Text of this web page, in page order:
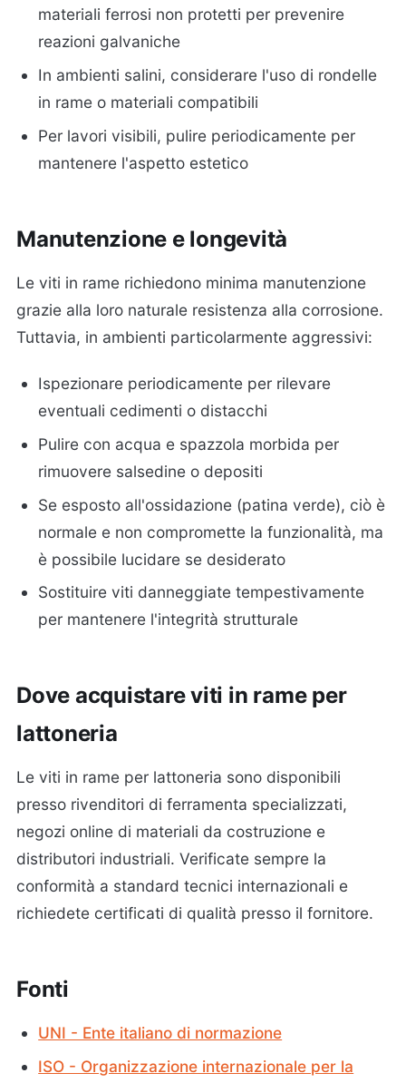
materiali ferrosi non protetti per prevenire
reazioni galvaniche
In ambienti salini, considerare l'uso di rondelle
in rame o materiali compatibili
Per lavori visibili, pulire periodicamente per
mantenere l'aspetto estetico
Manutenzione e longevità
Le viti in rame richiedono minima manutenzione
grazie alla loro naturale resistenza alla corrosione.
Tuttavia, in ambienti particolarmente aggressivi:
Ispezionare periodicamente per rilevare
eventuali cedimenti o distacchi
Pulire con acqua e spazzola morbida per
rimuovere salsedine o depositi
Se esposto all'ossidazione (patina verde), ciò è
normale e non compromette la funzionalità, ma
è possibile lucidare se desiderato
Sostituire viti danneggiate tempestivamente
per mantenere l'integrità strutturale
Dove acquistare viti in rame per
lattoneria
Le viti in rame per lattoneria sono disponibili
presso rivenditori di ferramenta specializzati,
negozi online di materiali da costruzione e
distributori industriali. Verificate sempre la
conformità a standard tecnici internazionali e
richiedete certificati di qualità presso il fornitore.
Fonti
UNI - Ente italiano di normazione
ISO - Organizzazione internazionale per la